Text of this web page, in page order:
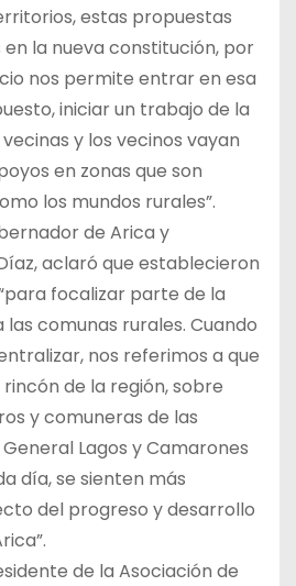
estas propuestas
la nueva constitución, por
nos permite entrar en esa
iniciar un trabajo de la
y los vecinos vayan
en zonas que son
los mundos rurales”.
de Arica y
aclaró que establecieron
focalizar parte de la
comunas rurales. Cuando
nos referimos a que
de la región, sobre
y comuneras de las
Lagos y Camarones
día, se sienten más
del progreso y desarrollo
de la Asociación de